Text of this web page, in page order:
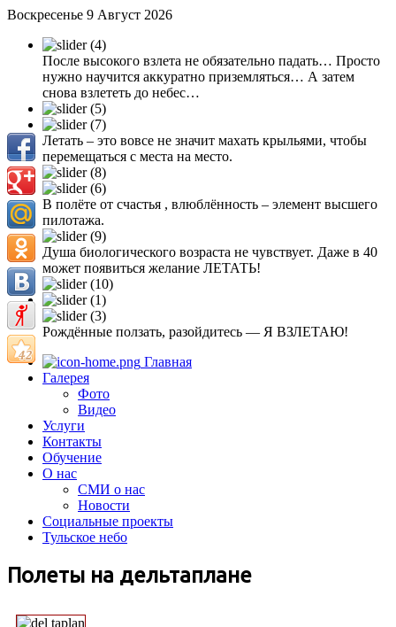
Воскресенье 9 Август 2026
После высокого взлета не обязательно падать… Просто
нужно научится аккуратно приземляться… А затем
снова взлететь до небес…
Летать – это вовсе не значит махать крыльями, чтобы
перемещаться с места на место.
В полёте от счастья , влюблённость – элемент высшего
пилотажа.
Душа биологического возраста не чувствует. Даже в 40
может появиться желание ЛЕТАТЬ!
Рождённые ползать, разойдитесь — Я ВЗЛЕТАЮ!
Главная
Галерея
Фото
Видео
Услуги
Контакты
Обучение
О нас
СМИ о нас
Новости
Социальные проекты
Тульское небо
Полеты на дельтаплане